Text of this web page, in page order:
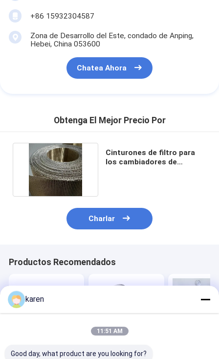
+86 15932304587
Zona de Desarrollo del Este, condado de Anping,
Hebei, China 053600
Chatea Ahora
Obtenga El Mejor Precio Por
Cinturones de filtro para
los cambiadores de
Charlar
Productos Recomendados
karen
11:51 AM
Good day, what product are you looking for?